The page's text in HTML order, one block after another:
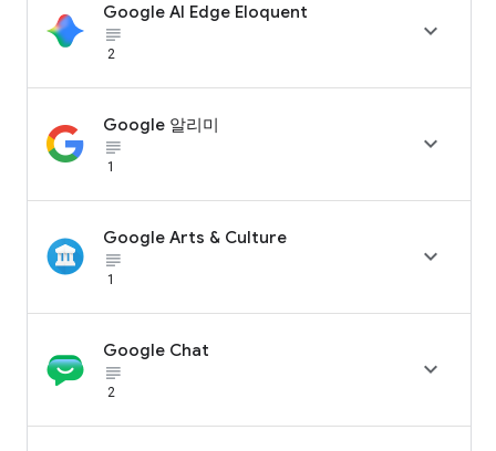
Google AI Edge Eloquent
subject_black
2

Google 알리미
subject_black
1

Google Arts & Culture
subject_black
1

Google Chat
subject_black
2
